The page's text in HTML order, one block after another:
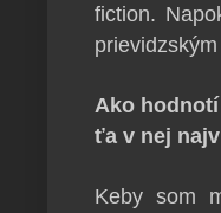
fiction.
Ako
ťa v nej
Keby som